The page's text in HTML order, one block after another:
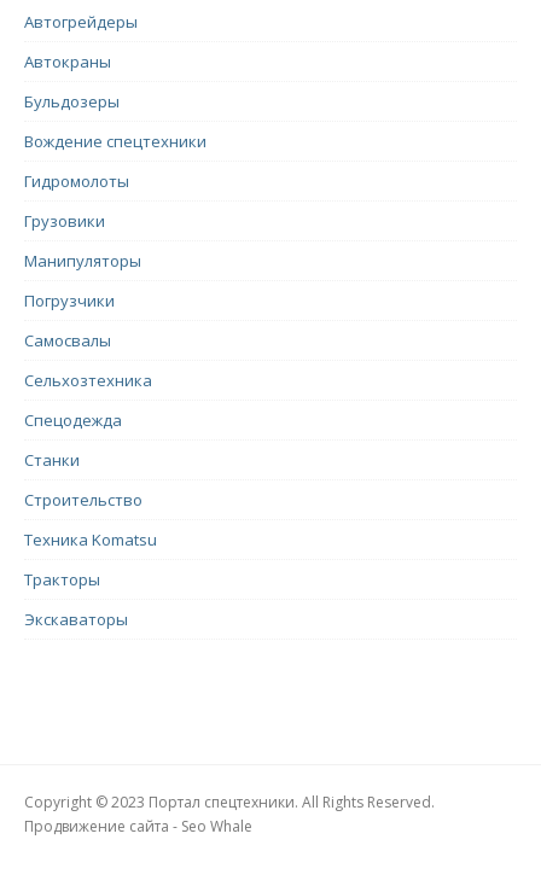
Автогрейдеры
Автокраны
Бульдозеры
Вождение спецтехники
Гидромолоты
Грузовики
Манипуляторы
Погрузчики
Самосвалы
Сельхозтехника
Спецодежда
Станки
Строительство
Техника Komatsu
Тракторы
Экскаваторы
Copyright © 2023 Портал спецтехники. All Rights Reserved.
Продвижение сайта - Seo Whale